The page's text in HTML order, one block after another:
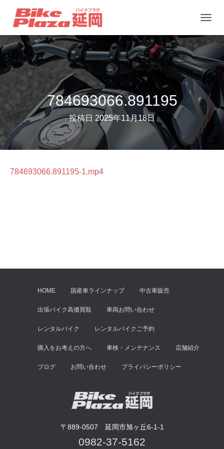
ビ
ー
シ
ョ
ン
を
り
784693066.891195
投稿日 2025年11月18日
784693066.891195-1.mp4
HOME 国産車ラインナップ 中古車販売
出張バイク高価買取 車両お問い合わせ
レンタルバイク レンタルバイクご予約
購入をお考えの方へ 車検・メンテナンス 店舗紹介
ブログ お問い合わせ プライバシーポリシー
〒889-0507 延岡市旭ヶ丘6-1-1
0982-37-5162